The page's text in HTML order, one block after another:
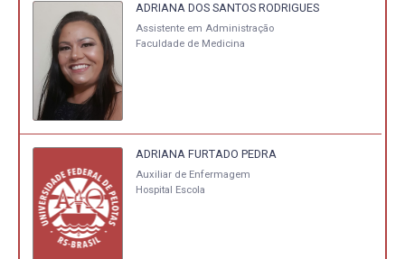
ADRIANA DOS SANTOS RODRIGUES
Assistente em Administração
Faculdade de Medicina
ADRIANA FURTADO PEDRA
Auxiliar de Enfermagem
Hospital Escola